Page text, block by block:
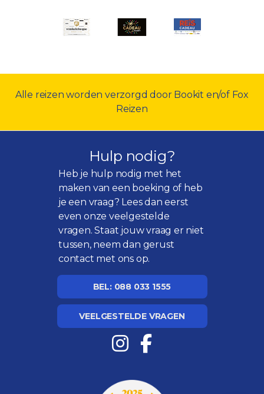
Alle reizen worden verzorgd door Bookit en/of Fox
Reizen
Hulp nodig?
Heb je hulp nodig met het
maken van een boeking of heb
je een vraag? Lees dan eerst
even onzeveelgestelde
vragen. Staat jouw vraag er niet
tussen, neem dan gerust
contact met ons op.
BEL: 088 033 1555
VEELGESTELDE VRAGEN